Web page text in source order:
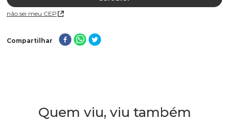
Não sei meu CEP
Compartilhar
Quem viu, viu também